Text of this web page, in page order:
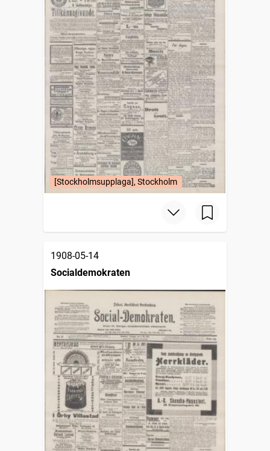
[Stockholmsupplaga], Stockholm
1908-05-14
Socialdemokraten